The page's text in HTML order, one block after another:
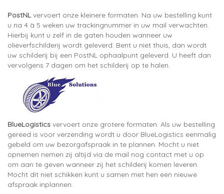
PostNLvervoert onze kleinere formaten. Na uw bestelling kunt
u na 4 à 5 weken uw trackingnummer in uw mail verwachten.
Hierbij kunt u zelf in de gaten houden wanneer uw
olieverfschilderij wordt geleverd. Bent u niet thuis, dan wordt
uw schilderij bij een PostNL ophaalpunt geleverd. U heeft dan
vervolgens 7 dagen om het schilderij op te halen.
BlueLogistics vervoert onze grotere formaten. Als uw bestelling
gereed is voor verzending wordt u door BlueLogistics eenmalig
gebeld om uw bezorgafspraak in te plannen. Mocht u niet
opnemen nemen zij altijd via de mail nog contact met u op
om aan te geven wanneer zij het schilderij komen leveren.
Mocht dit niet schikken kunt u samen met hen een nieuwe
afspraak inplannen.